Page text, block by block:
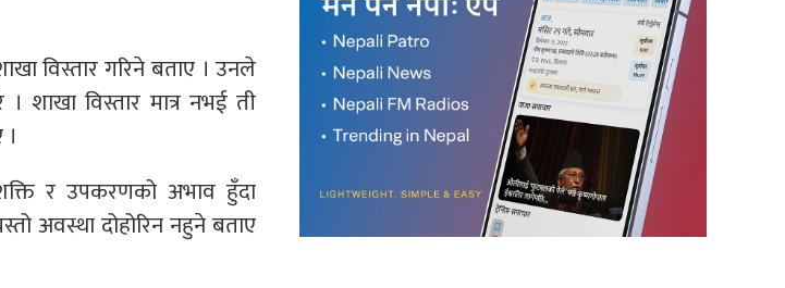
विस्तार गरिने बताए । उनले
। शाखा विस्तार मात्र नभई ती
र उपकरणको अभाव हुँदा
अवस्था दोहोरिन नहुने बताए